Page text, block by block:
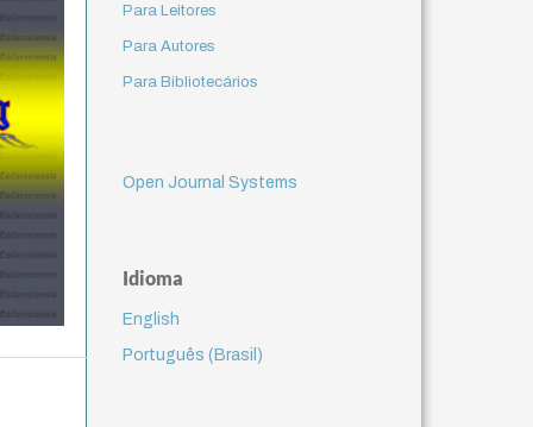
Para Leitores
Para Autores
Para Bibliotecários
Open Journal Systems
Idioma
English
Português (Brasil)